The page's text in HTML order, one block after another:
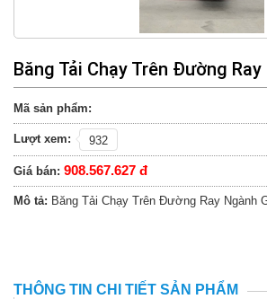
Băng Tải Chạy Trên Đường Ray
Mã sản phẩm:
Lượt xem: 932
Giá bán: 908.567.627 đ
Mô tả: Băng Tải Chạy Trên Đường Ray Ngành
THÔNG TIN CHI TIẾT SẢN PHẨM